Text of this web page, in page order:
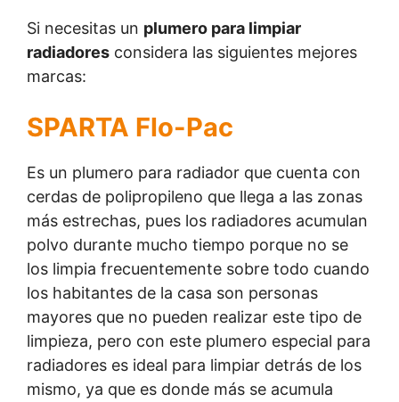
Si necesitas un plumero para limpiar
radiadores considera las siguientes mejores
marcas:
SPARTA Flo-Pac
Es un plumero para radiador que cuenta con
cerdas de polipropileno que llega a las zonas
más estrechas, pues los radiadores acumulan
polvo durante mucho tiempo porque no se
los limpia frecuentemente sobre todo cuando
los habitantes de la casa son personas
mayores que no pueden realizar este tipo de
limpieza, pero con este plumero especial para
radiadores es ideal para limpiar detrás de los
mismo, ya que es donde más se acumula